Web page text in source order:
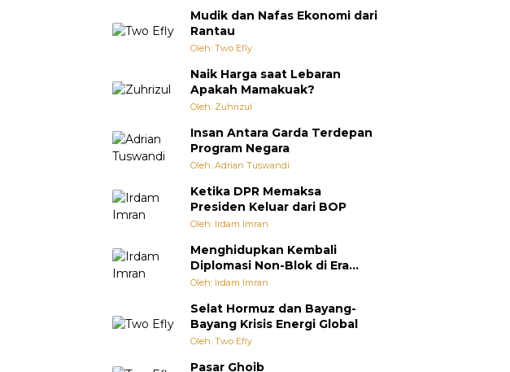
Mudik dan Nafas Ekonomi dari
Rantau
Oleh: Two Efly
Naik Harga saat Lebaran
Apakah Mamakuak?
Oleh: Zuhrizul
Insan Antara Garda Terdepan
Program Negara
Oleh: Adrian Tuswandi
Ketika DPR Memaksa
Presiden Keluar dari BOP
Oleh: Irdam Imran
Menghidupkan Kembali
Diplomasi Non-Blok di Era
Multipolar
Oleh: Irdam Imran
Selat Hormuz dan Bayang-
Bayang Krisis Energi Global
Oleh: Two Efly
Pasar Ghoib